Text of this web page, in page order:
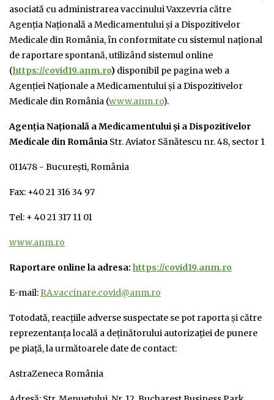
asociată cu administrarea vaccinului Vaxzevria către
Agenţia Naţională a Medicamentului şi a Dispozitivelor
Medicale din România, în conformitate cu sistemul naţional
de raportare spontană, utilizând sistemul online
(https://covid19.anm.ro) disponibil pe pagina web a
Agenţiei Naţionale a Medicamentului şi a Dispozitivelor
Medicale din România (www.anm.ro).
Agenția Națională a Medicamentului și a Dispozitivelor
Medicale din România Str. Aviator Sănătescu nr. 48, sector 1
011478 - București, România
Fax: +40 21 316 34 97
Tel: + 40 21 317 11 01
www.anm.ro
Raportare online la adresa: https://covid19.anm.ro
E-mail: RA.vaccinare.covid@anm.ro
Totodată, reacțiile adverse suspectate se pot raporta și către
reprezentanța locală a deţinătorului autorizației de punere
pe piață, la următoarele date de contact:
AstraZeneca România